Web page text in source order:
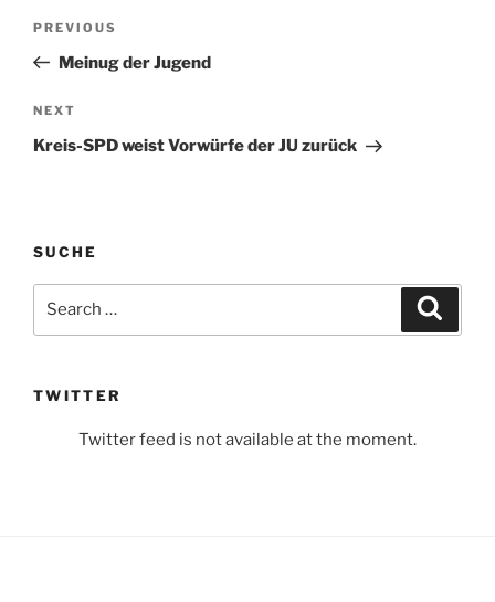
Previous
Post
PREVIOUS
Meinug der Jugend
Next
Post
NEXT
Kreis-SPD weist Vorwürfe der JU zurück
SUCHE
TWITTER
Twitter feed is not available at the moment.